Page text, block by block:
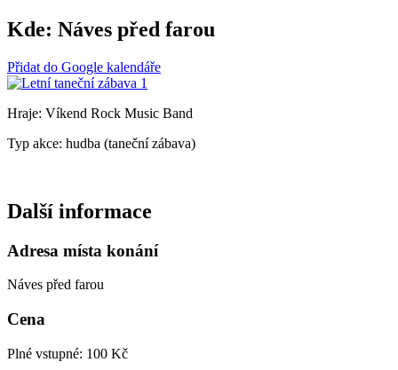
Kde: Náves před farou
Přidat do Google kalendáře
Hraje: Víkend Rock Music Band
Typ akce: hudba (taneční zábava)
Další informace
Adresa místa konání
Náves před farou
Cena
Plné vstupné: 100 Kč